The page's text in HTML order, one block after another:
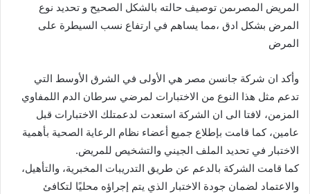
المريض المصرىمن توصيف حالته بالشكل الصحيح و تحديد نوع
المرض بشكل ادق ،مما يساهم في ارتفاع نسب السيطرة على
المرض
وأكد ان شركة جانسن مصر هي الأولى في الشرق الأوسط التي
تدعم مثل هذا النوع من الاختبارات لمرضي سرطان الدم اللمفاوي
المزمن، لافتا الى ان الشركة استعدت لدعمتلك الاختبارات قبل
عامين، كما قامت بإطلاع جميع أعضاء نظام الرعاية الصحية بأهمية
الاختبار في تحديد الملف الجيني والتشخيص للمريض.
كما قامت الشركة بالدعم عن طريق التدريبات المخبرية، والتأهيل،
والاعتماد لضمان جودة الاختبار الذي يتم إجراؤه محليًا لتكافئ